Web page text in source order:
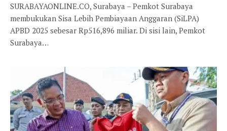
SURABAYAONLINE.CO, Surabaya – Pemkot Surabaya
membukukan Sisa Lebih Pembiayaan Anggaran (SiLPA)
APBD 2025 sebesar Rp516,896 miliar. Di sisi lain, Pemkot
Surabaya…